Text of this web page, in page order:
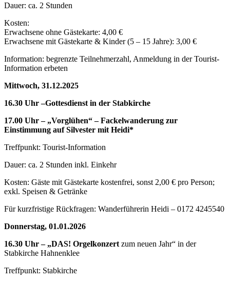
Dauer: ca. 2 Stunden
Kosten:
Erwachsene ohne Gästekarte: 4,00 €
Erwachsene mit Gästekarte & Kinder (5 – 15 Jahre): 3,00 €
Information: begrenzte Teilnehmerzahl, Anmeldung in der Tourist-
Information erbeten
Mittwoch, 31.12.2025
16.30 Uhr –Gottesdienst in der Stabkirche
17.00 Uhr – „Vorglühen“ – Fackelwanderung zur
Einstimmung auf Silvester mit Heidi*
Treffpunkt: Tourist-Information
Dauer: ca. 2 Stunden inkl. Einkehr
Kosten: Gäste mit Gästekarte kostenfrei, sonst 2,00 € pro Person;
exkl. Speisen & Getränke
Für kurzfristige Rückfragen: Wanderführerin Heidi – 0172 4245540
Donnerstag, 01.01.2026
16.30 Uhr – „DAS! Orgelkonzert zum neuen Jahr“ in der
Stabkirche Hahnenklee
Treffpunkt: Stabkirche